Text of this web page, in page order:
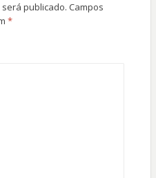
publicado. Campos
*